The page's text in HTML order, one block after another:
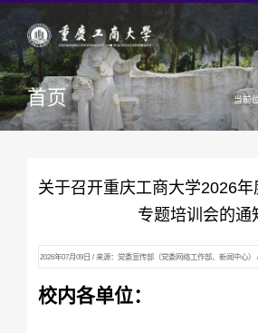
首页 当前
关于召开重庆工商大学2026
专题培训会的通
2026年07月09日 / 来源：党委宣传部（党委网络工作部、新闻中心
校内各单位：